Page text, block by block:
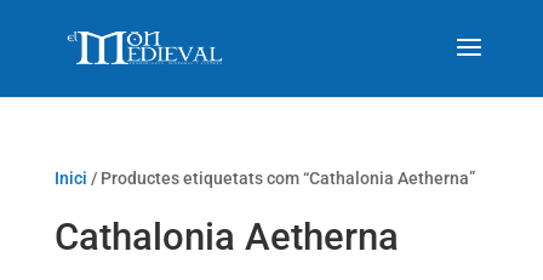
Inici / Productes etiquetats com “Cathalonia Aetherna”
Cathalonia Aetherna